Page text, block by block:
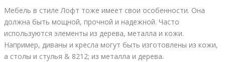
Мебель в стиле Лофт тоже имеет свои особенности. Она
должна быть мощной, прочной и надежной. Часто
используются элементы из дерева, металла и кожи.
Например, диваны и кресла могут быть изготовлены из кожи,
а столы и стулья & 8212; из металла и дерева.